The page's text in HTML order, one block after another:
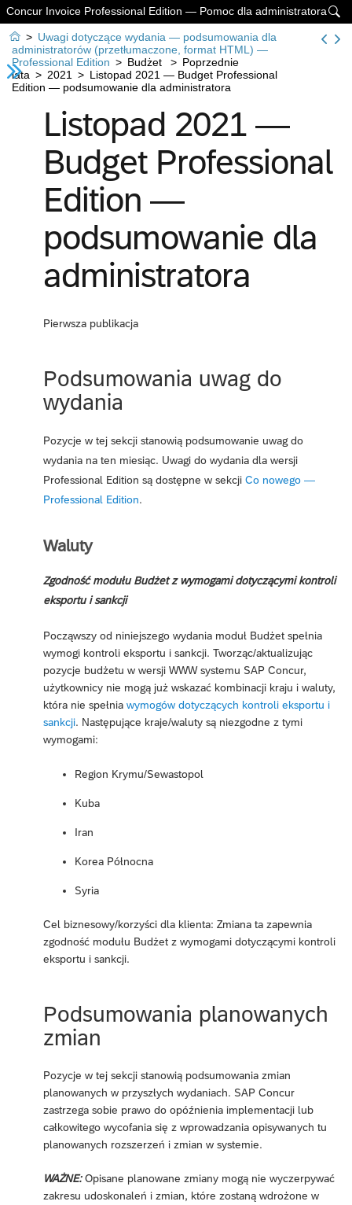

Concur Invoice Professional Edition — Pomoc dla administratora
 > Uwagi dotyczące wydania — podsumowania dla
administratorów (przetłumaczone, format HTML) —
Professional Edition > Budżet > Poprzednie
lata > 2021 > Listopad 2021 — Budget Professional
Edition — podsumowanie dla administratora
Listopad 2021 —
Budget Professional
Edition —
podsumowanie dla
administratora
Pierwsza publikacja
Podsumowania uwag do
wydania
Pozycje w tej sekcji stanowią podsumowanie uwag do
wydania na ten miesiąc. Uwagi do wydania dla wersji
Professional Edition są dostępne w sekcji Co nowego —
Professional Edition.
Waluty
Zgodność modułu Budżet z wymogami dotyczącymi kontroli
eksportu i sankcji
Począwszy od niniejszego wydania moduł Budżet spełnia
wymogi kontroli eksportu i sankcji. Tworząc/aktualizując
pozycje budżetu w wersji WWW systemu SAP Concur,
użytkownicy nie mogą już wskazać kombinacji kraju i waluty,
która nie spełnia wymogów dotyczących kontroli eksportu i
sankcji. Następujące kraje/waluty są niezgodne z tymi
wymogami:
Region Krymu/Sewastopol
Kuba
Iran
Korea Północna
Syria
Cel biznesowy/korzyści dla klienta: Zmiana ta zapewnia
zgodność modułu Budżet z wymogami dotyczącymi kontroli
eksportu i sankcji.
Podsumowania planowanych
zmian
Pozycje w tej sekcji stanowią podsumowania zmian
planowanych w przyszłych wydaniach. SAP Concur
zastrzega sobie prawo do opóźnienia implementacji lub
całkowitego wycofania się z wprowadzania opisywanych tu
planowanych rozszerzeń i zmian w systemie.
WAŻNE:Opisane planowane zmiany mogą nie wyczerpywać
zakresu udoskonaleń i zmian, które zostaną wdrożone w